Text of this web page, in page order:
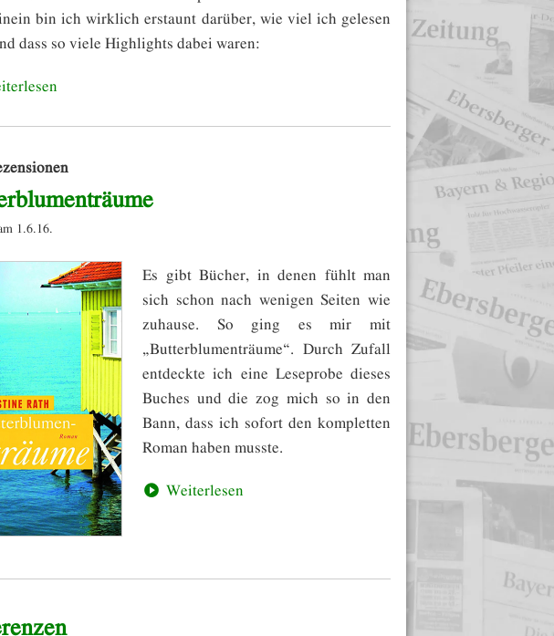
bin ich wirklich erstaunt darüber, wie viel ich gelesen
dass so viele Highlights dabei waren:
1.6.16.
Es gibt Bücher, in denen fühlt man
sich schon nach wenigen Seiten wie
zuhause. So ging es mir mit
„Butterblumenträume“. Durch Zufall
entdeckte ich eine Leseprobe dieses
Buches und die zog mich so in den
Bann, dass ich sofort den kompletten
Roman haben musste.
Weiterlesen